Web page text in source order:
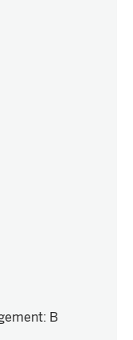
: B